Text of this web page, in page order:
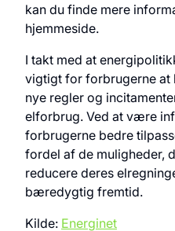
kan du finde mere
hjemmeside.
I takt med at
vigtigt for forbrugerne at
nye regler og
elforbrug. Ved at være
forbrugerne bedre
fordel af de muligheder,
reducere deres
bæredygtig fremtid.
Kilde: Energinet